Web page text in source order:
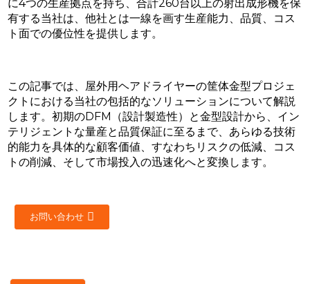
に4つの生産拠点を持ち、合計260台以上の射出成形機を保
有する当社は、他社とは一線を画す生産能力、品質、コス
ト面での優位性を提供します。
この記事では、屋外用ヘアドライヤーの筐体金型プロジェ
クトにおける当社の包括的なソリューションについて解説
します。初期のDFM（設計製造性）と金型設計から、イン
テリジェントな量産と品質保証に至るまで、あらゆる技術
的能力を具体的な顧客価値、すなわちリスクの低減、コス
トの削減、そして市場投入の迅速化へと変換します。
お問い合わせ